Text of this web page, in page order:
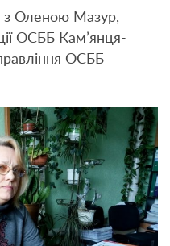
з Оленою Мазур,
ОСББ Кам’янця-
ОСББ